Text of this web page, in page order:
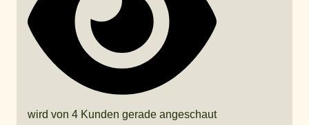
wird von 4 Kunden gerade angeschaut